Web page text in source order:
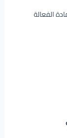
الفعالة